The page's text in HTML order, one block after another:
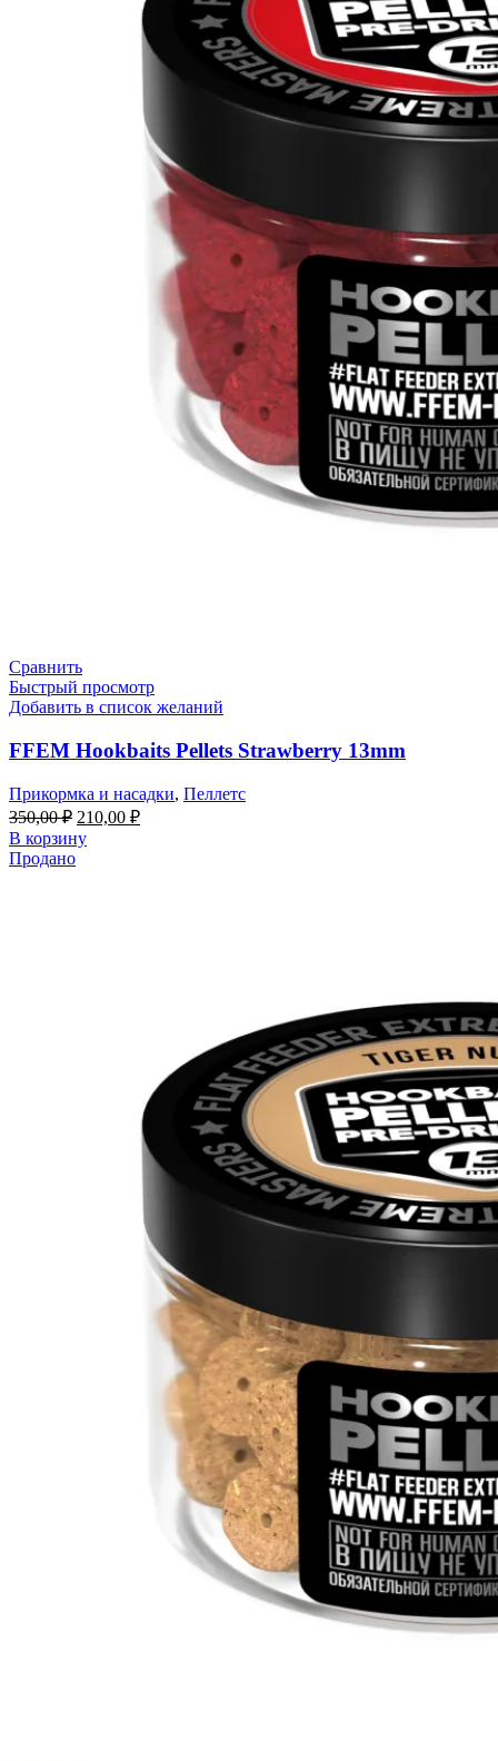
Сравнить
Быстрый просмотр
Добавить в список желаний
FFEM Hookbaits Pellets Strawberry 13mm
Прикормка и насадки, Пеллетс
350,00₽ Первоначальная
цена
составляла
210,00 ₽Текущая
В корзину
Продано